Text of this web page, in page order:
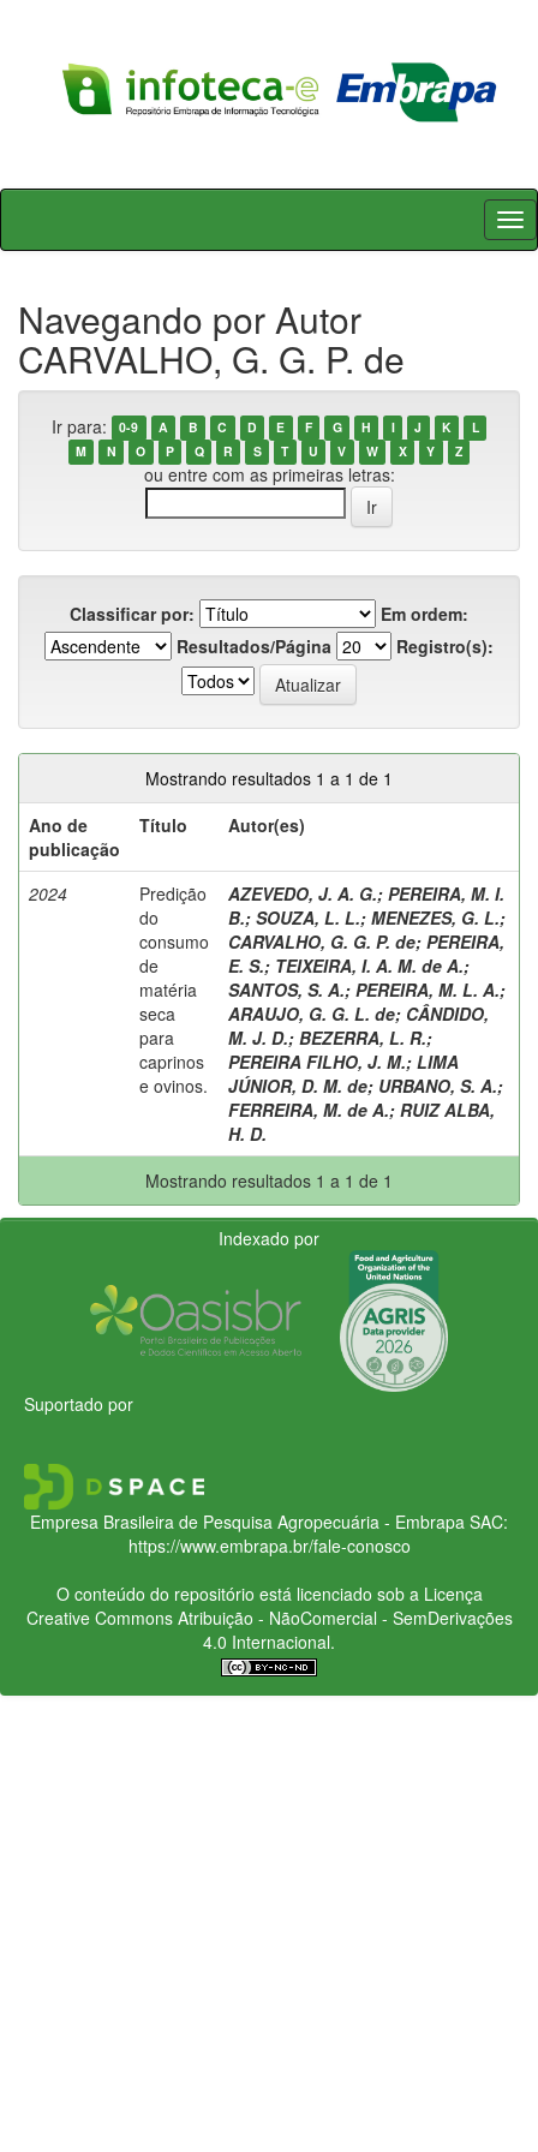
Skip
Navegando por Autor
CARVALHO, G. G. P. de
Ir para: 0-9 A B C D E F G H I J K
L
M
N O P Q R S T U V W X Y Z
ou entre com as primeiras letras:
Classificar por:
Em ordem:
Resultados/Página
Registro(s):
Mostrando resultados 1 a 1 de 1
Ano de
publicação
Título Autor(es)
2024
Predição
do
consumo
de
matéria
seca
para
caprinos
e ovinos.
AZEVEDO, J. A. G.; PEREIRA, M. I.
B.; SOUZA, L. L.; MENEZES, G. L.;
CARVALHO, G. G. P. de; PEREIRA,
E. S.; TEIXEIRA, I. A. M. de A.;
SANTOS, S. A.; PEREIRA, M. L. A.;
ARAUJO, G. G. L. de; CÂNDIDO,
M. J. D.; BEZERRA, L. R.;
PEREIRA FILHO, J. M.; LIMA
JÚNIOR, D. M. de; URBANO, S. A.;
FERREIRA, M. de A.; RUIZ ALBA,
H. D.
Mostrando resultados 1 a 1 de 1
Indexado por
Suportado por
Empresa Brasileira de Pesquisa Agropecuária - Embrapa SAC:
https://www.embrapa.br/fale-conosco
O conteúdo do repositório está licenciado sob a Licença
Creative CommonsAtribuição - NãoComercial - SemDerivações
4.0 Internacional.